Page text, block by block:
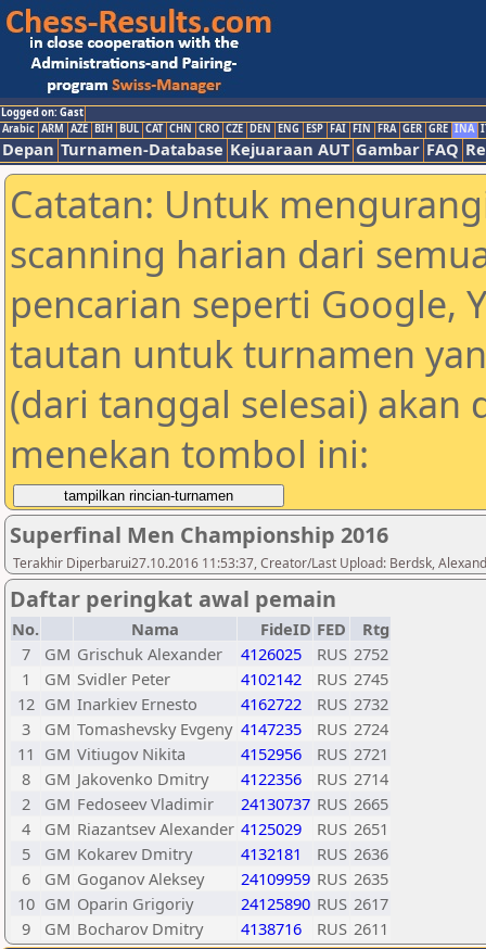
Logged on: Gast
Arabic ARM AZE BIH BUL CAT CHN CRO CZE DEN ENG ESP FAI FIN FRA GER GRE INA
Depan Turnamen-Database Kejuaraan AUT Gambar FAQ
Catatan: Untuk
scanning harian dari
pencarian seperti Google,
tautan untuk turnamen
(dari tanggal selesai) akan
menekan tombol ini:
Superfinal Men Championship 2016
Terakhir Diperbarui27.10.2016 11:53:37, Creator/Last Upload: Berdsk,
Daftar peringkat awal pemain
No. Nama FideID FED
Rtg
7
GM Grischuk Alexander 4126025 RUS 2752
1
GM Svidler Peter 4102142 RUS 2745
12 GM Inarkiev Ernesto 4162722 RUS 2732
3
GM Tomashevsky Evgeny 4147235 RUS 2724
11 GM Vitiugov Nikita 4152956 RUS 2721
8
GM Jakovenko Dmitry 4122356 RUS 2714
2
GM Fedoseev Vladimir 24130737 RUS 2665
4
GM Riazantsev Alexander 4125029 RUS 2651
5
GM Kokarev Dmitry 4132181 RUS 2636
6
GM Goganov Aleksey 24109959 RUS 2635
10 GM Oparin Grigoriy 24125890 RUS 2617
9
GM Bocharov Dmitry 4138716 RUS 2611